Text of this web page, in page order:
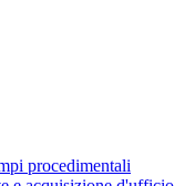
procedimentali